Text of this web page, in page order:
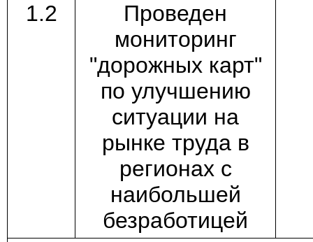
1.2
Проведен
мониторинг
"дорожных карт"
по улучшению
ситуации на
рынке труда в
регионах с
наибольшей
безработицей